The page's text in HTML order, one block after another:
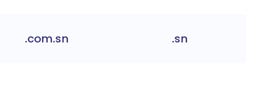
.com.sn .sn